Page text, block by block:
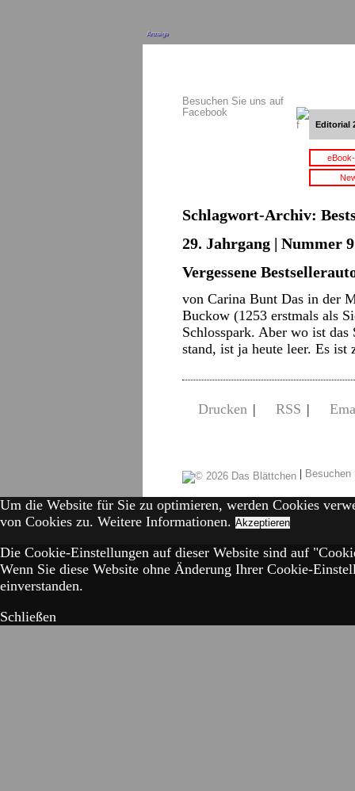
Anzeige
Besuchen Sie uns auf
Facebook
Editorial
Schlagwort-Archiv:
29. Jahrgang | Nummer
Vergessene
von Carina Bunt Das in der
Buckow (1253 erstmals als
Schlosspark. Aber wo ist das
stand, ist ja heute leer. Es
Drucken | RSS |
|
Um die Website für Sie zu optimieren, werden Cookies
von Cookies zu. Weitere Informationen. Akzeptieren
Die Cookie-Einstellungen auf dieser Website sind auf
Wenn Sie diese Website ohne Änderung Ihrer Cookie-
einverstanden.
Schließen